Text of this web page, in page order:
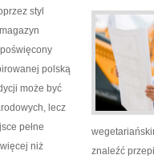
styl
polską
może być
lecz
pełne
niż
znaleźć